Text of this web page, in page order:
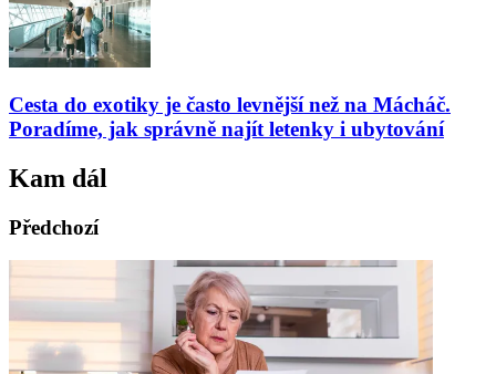
Cesta do exotiky je často levnější než na Mácháč.
Poradíme, jak správně najít letenky i ubytování
Kam dál
Předchozí